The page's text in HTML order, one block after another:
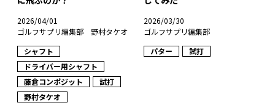
2026/04/01
ゴルフサプリ編集部 野村タケオ
シャフト
ドライバー用シャフト
藤倉コンポジット
試打
野村タケオ
2026/03/30
ゴルフサプリ編集部
パター
試打